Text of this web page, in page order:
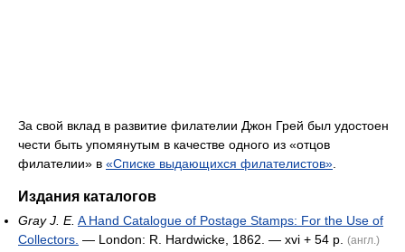
За свой вклад в развитие филателии Джон Грей был удостоен
чести быть упомянутым в качестве одного из «отцов
филателии» в «Списке выдающихся филателистов»
Издания каталогов
Gray J. E. A Hand Catalogue of Postage Stamps: For the Use of
Collectors. — London: R. Hardwicke, 1862. — xvi + 54 p. (англ.)